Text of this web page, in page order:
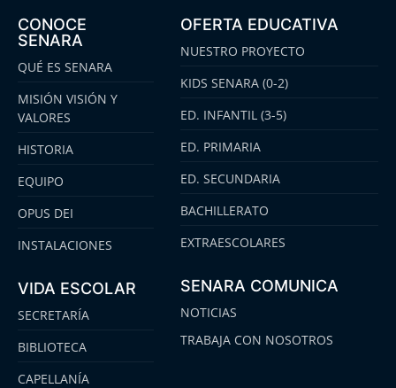
CONOCE
SENARA
QUÉ ES SENARA
MISIÓN VISIÓN Y
VALORES
HISTORIA
EQUIPO
OPUS DEI
INSTALACIONES
VIDA ESCOLAR
SECRETARÍA
BIBLIOTECA
CAPELLANÍA
OFERTA EDUCATIVA
NUESTRO PROYECTO
KIDS SENARA (0-2)
ED. INFANTIL (3-5)
ED. PRIMARIA
ED. SECUNDARIA
BACHILLERATO
EXTRAESCOLARES
SENARA COMUNICA
NOTICIAS
TRABAJA CON NOSOTROS